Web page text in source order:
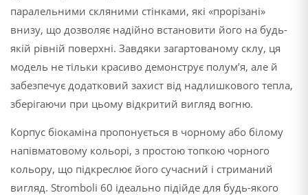
паралельними скляними стінками, які «прорізані»
внизу, що дозволяє надійно встановити його на будь-
якій рівній поверхні. Завдяки загартованому склу, ця
модель не тільки красиво демонструє полум’я, але й
забезпечує додатковий захист від надлишкового тепла,
зберігаючи при цьому відкритий вигляд вогню.
Корпус біокаміна пропонується в чорному або білому
напівматовому кольорі, з простою топкою чорного
кольору, що підкреслює його сучасний і стриманий
вигляд. Stromboli 60 ідеально підійде для будь-якого